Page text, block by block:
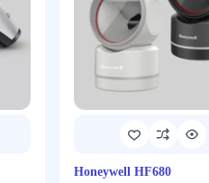
Honeywell HF680